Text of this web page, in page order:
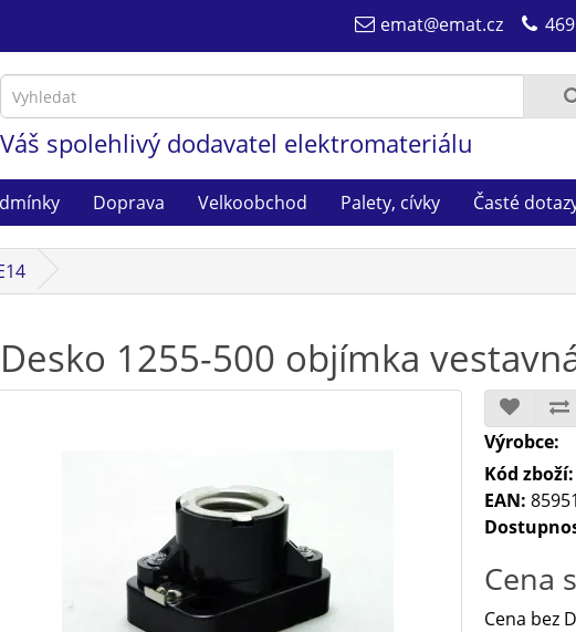
emat@emat.cz
Váš spolehlivý dodavatel elektromateriálu
Doprava Velkoobchod Palety, cívky Časté
Desko 1255-500 objímka
Výrobce:
Kód zboží:
EAN:
Cena
Cena bez